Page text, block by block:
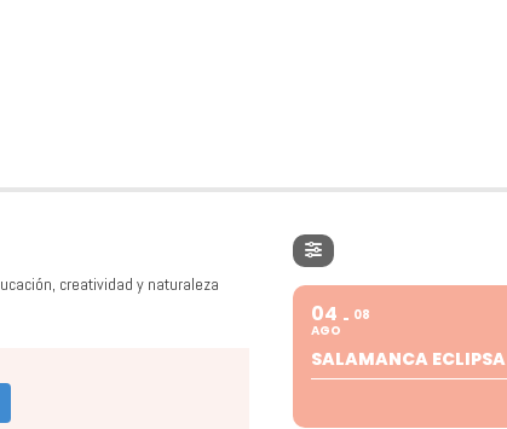
creatividad y naturaleza
04
AGO
08
SALAMANCA ECLIPSA